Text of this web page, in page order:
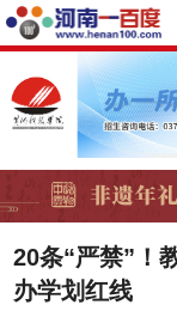
20条“严禁”！
办学划红线